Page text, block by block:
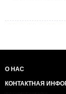
О НАС
КОНТАКТНАЯ